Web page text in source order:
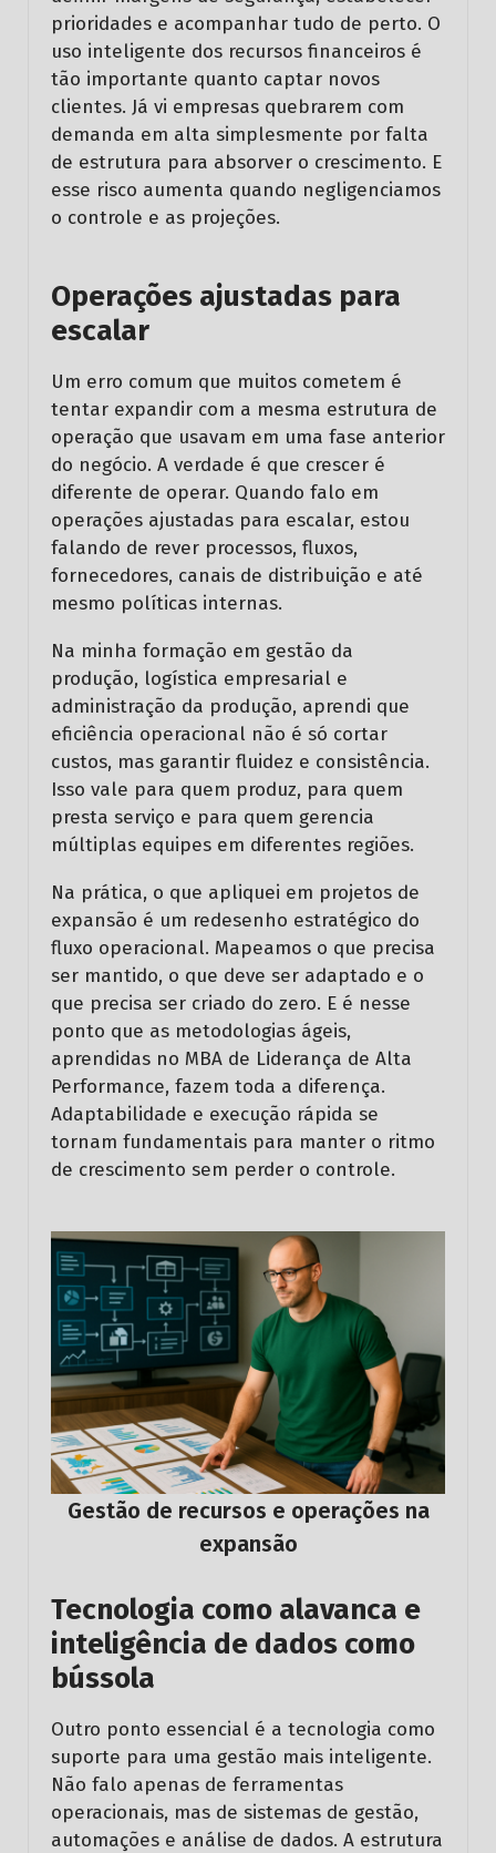
prioridades e acompanhar tudo de perto. O
uso inteligente dos recursos financeiros é
tão importante quanto captar novos
clientes. Já vi empresas quebrarem com
demanda em alta simplesmente por falta
de estrutura para absorver o crescimento. E
esse risco aumenta quando negligenciamos
o controle e as projeções.
Operações ajustadas para
escalar
Um erro comum que muitos cometem é
tentar expandir com a mesma estrutura de
operação que usavam em uma fase anterior
do negócio. A verdade é que crescer é
diferente de operar. Quando falo em
operações ajustadas para escalar, estou
falando de rever processos, fluxos,
fornecedores, canais de distribuição e até
mesmo políticas internas.
Na minha formação em gestão da
produção, logística empresarial e
administração da produção, aprendi que
eficiência operacional não é só cortar
custos, mas garantir fluidez e consistência.
Isso vale para quem produz, para quem
presta serviço e para quem gerencia
múltiplas equipes em diferentes regiões.
Na prática, o que apliquei em projetos de
expansão é um redesenho estratégico do
fluxo operacional. Mapeamos o que precisa
ser mantido, o que deve ser adaptado e o
que precisa ser criado do zero. E é nesse
ponto que as metodologias ágeis,
aprendidas no MBA de Liderança de Alta
Performance, fazem toda a diferença.
Adaptabilidade e execução rápida se
tornam fundamentais para manter o ritmo
de crescimento sem perder o controle.
Gestão de recursos e operações na
expansão
Tecnologia como alavanca e
inteligência de dados como
bússola
Outro ponto essencial é a tecnologia como
suporte para uma gestão mais inteligente.
Não falo apenas de ferramentas
operacionais, mas de sistemas de gestão,
automações e análise de dados. A estrutura